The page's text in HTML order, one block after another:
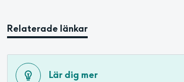
Relaterade länkar
Lär dig mer